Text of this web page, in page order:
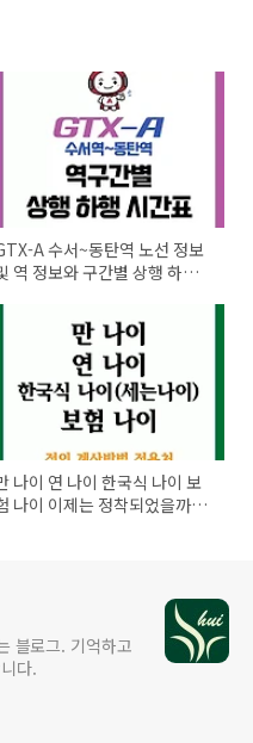
A 수서~동탄역 노선 정보
역 정보와 구간별 상행 하행
나이 연 나이 한국식 나이 보
나이 이제는 정착되었을까?
블로그. 기억하고
다.